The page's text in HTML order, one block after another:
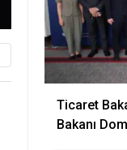
Ticaret
Bakanı